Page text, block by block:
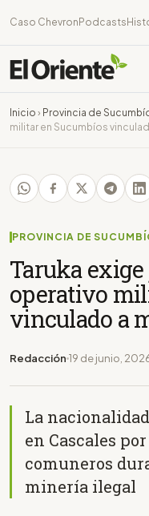
Caso Chevron Podcasts
Inicio › Provincia de
militar en Sucumbíos
PROVINCIA DE
Taruka
operativo
vinculado a
Redacción 19 de junio,
La
en Cascales
comuneros
minería ilegal